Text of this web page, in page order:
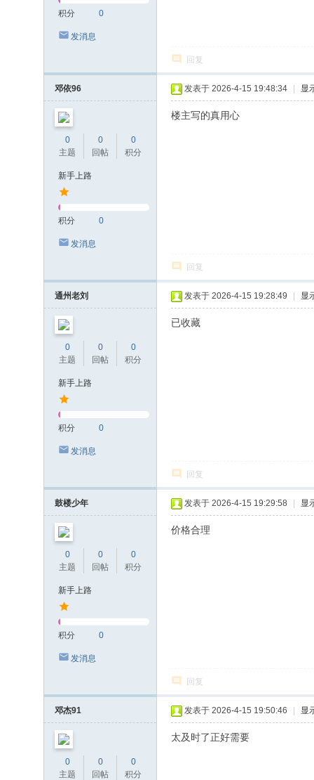
积分 0
发消息
回复
邓依96
0
主题
0
回帖
0
积分
新手上路
积分 0
发消息
发表于 2026-4-15 19:48:34 显
楼主写的真用心
回复
通州老刘
0
主题
0
回帖
0
积分
新手上路
积分 0
发消息
发表于 2026-4-15 19:28:49 显
已收藏
回复
鼓楼少年
0
主题
0
回帖
0
积分
新手上路
积分 0
发消息
发表于 2026-4-15 19:29:58 显
价格合理
回复
邓杰91
0
主题
0
回帖
0
积分
发表于 2026-4-15 19:50:46 显
太及时了正好需要